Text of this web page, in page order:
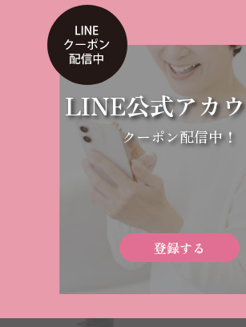
LINE公式アカ
クーポン配信中！
登録する